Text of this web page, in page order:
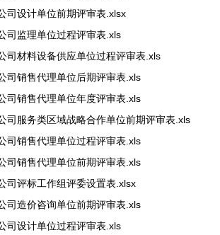
司设计单位前期评审表.xlsx
司监理单位过程评审表.xls
司材料设备供应单位过程评审表.xls
司销售代理单位后期评审表.xls
司销售代理单位年度评审表.xls
司服务类区域战略合作单位前期评审表.xls
司销售代理单位过程评审表.xls
司销售代理单位前期评审表.xls
司评标工作组评委设置表.xlsx
司造价咨询单位前期评审表.xls
司设计单位过程评审表.xls